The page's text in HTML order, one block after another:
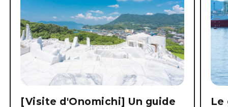
[Visite d'Onomichi] Un guide
Le